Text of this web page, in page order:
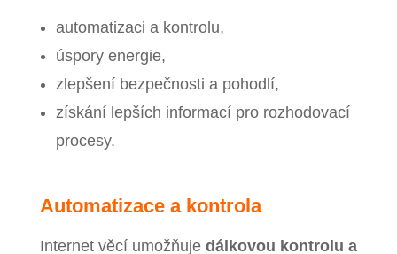
automatizaci a kontrolu,
úspory energie,
zlepšení bezpečnosti a pohodlí,
získání lepších informací pro rozhodovací
procesy.
Automatizace a kontrola
Internet věcí umožňuje dálkovou kontrolu a